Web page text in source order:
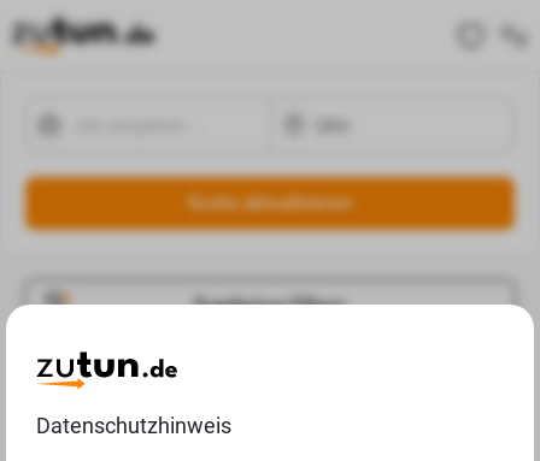
Suche aktualisieren
Ergebnisse Filtern
Jobangebote
Deine Suchanfrage in Ulm ergab leider keine Ergebnisse.
Datenschutzhinweis